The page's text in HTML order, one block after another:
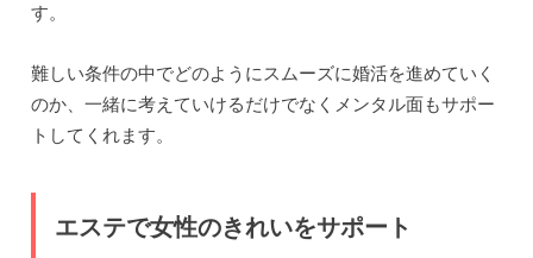
す。
難しい条件の中でどのようにスムーズに婚活を進めていく
のか、一緒に考えていけるだけでなくメンタル面もサポー
トしてくれます。
エステで女性のきれいをサポート